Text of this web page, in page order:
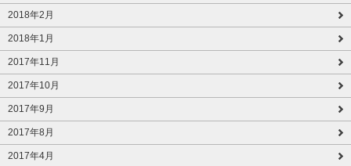
2018年2月
2018年1月
2017年11月
2017年10月
2017年9月
2017年8月
2017年4月